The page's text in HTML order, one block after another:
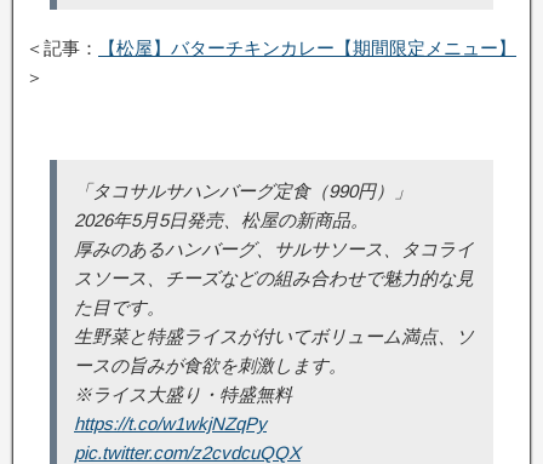
＜記事：
【松屋】バターチキンカレー【期間限定メニュー】
＞
「タコサルサハンバーグ定食（990円）」
2026年5月5日発売、松屋の新商品。
厚みのあるハンバーグ、サルサソース、タコライ
スソース、チーズなどの組み合わせで魅力的な見
た目です。
生野菜と特盛ライスが付いてボリューム満点、ソ
ースの旨みが食欲を刺激します。
※ライス大盛り・特盛無料
https://t.co/w1wkjNZqPy
pic.twitter.com/z2cvdcuQQX